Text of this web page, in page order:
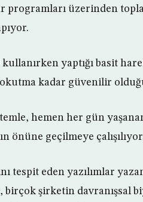
programları üzerinden
yaptığı basit
kadar güvenilir
hemen her gün
önüne geçilmeye
tespit eden yazılımlar
şirketin davranışsal